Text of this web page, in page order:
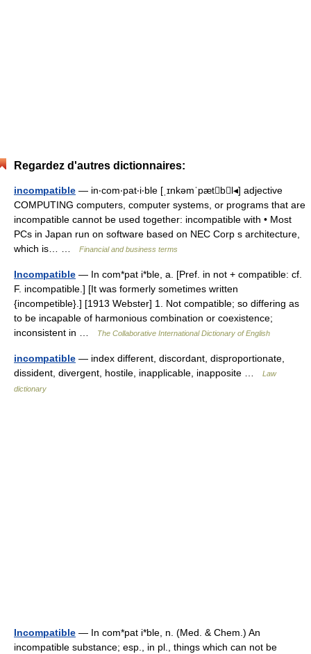
Regardez d'autres dictionnaires:
incompatible — in‧com‧pat‧i‧ble [ˌɪnkəmˈpætbl◂] adjective
COMPUTING computers, computer systems, or programs that are
incompatible cannot be used together: incompatible with • Most
PCs in Japan run on software based on NEC Corp s architecture,
which is… …
Financial and business terms
Incompatible — In com*pat i*ble, a. [Pref. in not + compatible: cf.
F. incompatible.] [It was formerly sometimes written
{incompetible}.] [1913 Webster] 1. Not compatible; so differing as
to be incapable of harmonious combination or coexistence;
inconsistent in …
The Collaborative International Dictionary of English
incompatible — index different, discordant, disproportionate,
dissident, divergent, hostile, inapplicable, inapposite …
Law
dictionary
Incompatible — In com*pat i*ble, n. (Med. & Chem.) An
incompatible substance; esp., in pl., things which can not be